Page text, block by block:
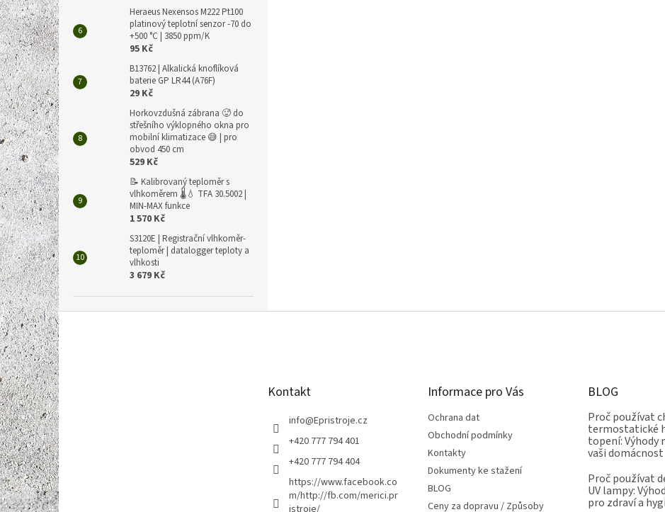
Heraeus Nexensos M222 Pt100
platinový teplotní senzor -70 do
+500 °C | 3850 ppm/K
95 Kč
B13762 | Alkalická knoflíková
baterie GP LR44 (A76F)
29 Kč
Horkovzdušná zábrana 🥵 do
střešního výklopného okna pro
mobilní klimatizace 😅 | pro
obvod 450 cm
529 Kč
📝 Kalibrovaný teploměr s
vlhkoměrem 🌡️💧 TFA 30.5002 |
MIN-MAX funkce
1 570 Kč
S3120E | Registrační vlhkoměr-
teploměr | datalogger teploty a
vlhkosti
3 679 Kč
Z
á
p
a
t
í Kontakt
info@Epristroje.cz
+420 777 794 401
+420 777 794 404
https://www.facebook.co
m/http://fb.com/merici.pr
istroje/
Informace pro Vás
Ochrana dat
Obchodní podmínky
Kontakty
Dokumenty ke stažení
BLOG
Ceny za dopravu / Způsoby
BLOG
Proč používat
termostatické
topení: Výhody
vaši domácnost
Proč používat
UV lampy:
pro zdraví a